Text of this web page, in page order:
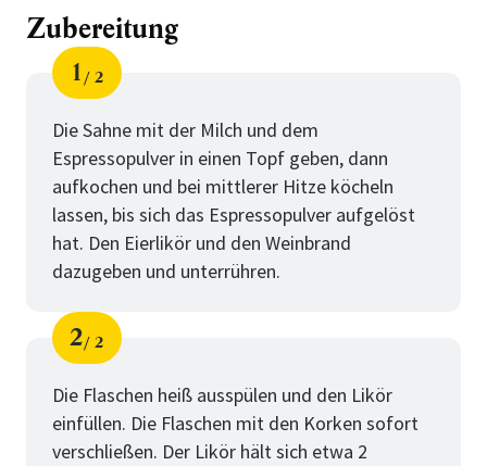
Zubereitung
Schritt
1
von
2
Die Sahne mit der Milch und dem
Espressopulver in einen Topf geben, dann
aufkochen und bei mittlerer Hitze köcheln
lassen, bis sich das Espressopulver aufgelöst
hat. Den Eierlikör und den Weinbrand
dazugeben und unterrühren.
Schritt
2
von
2
Die Flaschen heiß ausspülen und den Likör
einfüllen. Die Flaschen mit den Korken sofort
verschließen. Der Likör hält sich etwa 2